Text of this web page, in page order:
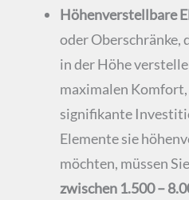
Höhenverstellbare
oder Oberschränke,
in der Höhe
maximalen Komfort,
signifikante
Elemente sie
möchten, müssen
zwischen 1.500 –